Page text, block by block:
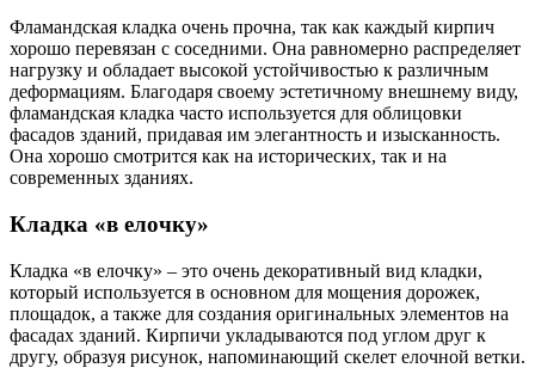
Фламандская кладка очень прочна, так как каждый кирпич
хорошо перевязан с соседними. Она равномерно распределяет
нагрузку и обладает высокой устойчивостью к различным
деформациям. Благодаря своему эстетичному внешнему виду,
фламандская кладка часто используется для облицовки
фасадов зданий, придавая им элегантность и изысканность.
Она хорошо смотрится как на исторических, так и на
современных зданиях.
Кладка «в елочку»
Кладка «в елочку» – это очень декоративный вид кладки,
который используется в основном для мощения дорожек,
площадок, а также для создания оригинальных элементов на
фасадах зданий. Кирпичи укладываются под углом друг к
другу, образуя рисунок, напоминающий скелет елочной ветки.